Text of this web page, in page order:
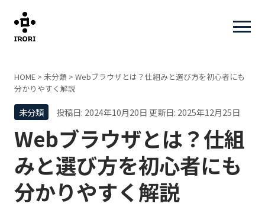
HOME > 未分類 > Webブラウザとは？仕組みと選び方を初心者にも
分かりやすく解説
未分類 投稿日: 2024年10月20日 更新日: 2025年12月25日
Webブラウザとは？仕組
みと選び方を初心者にも
分かりやすく解説